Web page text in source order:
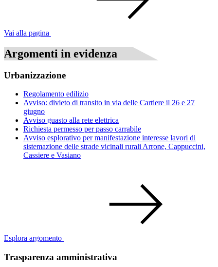
Vai alla pagina
Argomenti in evidenza
Urbanizzazione
Regolamento edilizio
Avviso: divieto di transito in via delle Cartiere il 26 e 27
giugno
Avviso guasto alla rete elettrica
Richiesta permesso per passo carrabile
Avviso esplorativo per manifestazione interesse lavori di
sistemazione delle strade vicinali rurali Arrone, Cappuccini,
Cassiere e Vasiano
Esplora argomento
Trasparenza amministrativa